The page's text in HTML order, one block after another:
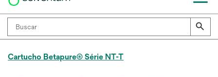
Cartucho Betapure® Série NT-T